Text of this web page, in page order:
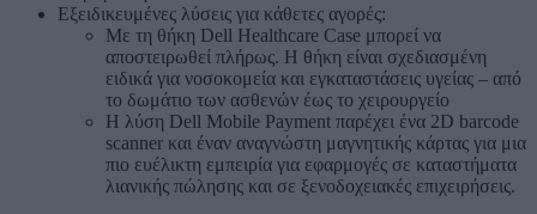
Εξειδικευμένες λύσεις για κάθετες αγορές:
Με τη θήκη Dell Healthcare Case μπορεί να
αποστειρωθεί πλήρως. Η θήκη είναι σχεδιασμένη
ειδικά για νοσοκομεία και εγκαταστάσεις υγείας – από
το δωμάτιο των ασθενών έως το χειρουργείο
Η λύση Dell Mobile Payment παρέχει ένα 2D barcode
scanner και έναν αναγνώστη μαγνητικής κάρτας για μια
πιο ευέλικτη εμπειρία για εφαρμογές σε καταστήματα
λιανικής πώλησης και σε ξενοδοχειακές επιχειρήσεις.